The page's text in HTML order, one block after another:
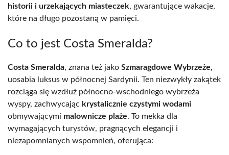
historii i urzekających miasteczek, gwarantujące wakacje,
które na długo pozostaną w pamięci.
Co to jest Costa Smeralda?
Costa Smeralda, znana też jako Szmaragdowe Wybrzeże,
uosabia luksus w północnej Sardynii. Ten niezwykły zakątek
rozciąga się wzdłuż północno-wschodniego wybrzeża
wyspy, zachwycając krystalicznie czystymi wodami
obmywającymi malownicze plaże. To mekka dla
wymagających turystów, pragnących elegancji i
niezapomnianych wspomnień, oferująca: